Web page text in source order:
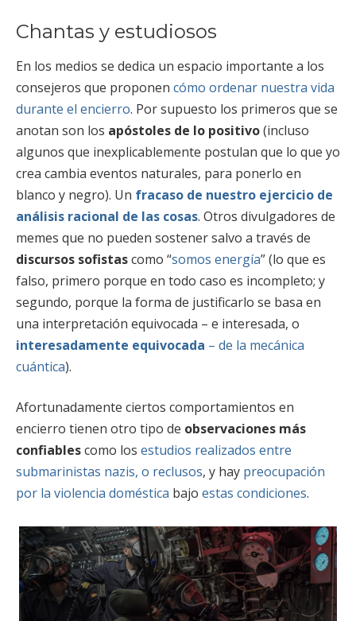
Chantas y estudiosos
En los medios se dedica un espacio importante a los
consejeros que proponen cómo ordenar nuestra vida
durante el encierro. Por supuesto los primeros que se
anotan son los apóstoles de lo positivo(incluso
algunos que inexplicablemente postulan que lo que yo
crea cambia eventos naturales, para ponerlo en
blanco y negro). Un fracaso de nuestro ejercicio de
análisis racional de las cosas. Otros divulgadores de
memes que no pueden sostener salvo a través de
discursos sofistascomo “somos energía” (lo que es
falso, primero porque en todo caso es incompleto; y
segundo, porque la forma de justificarlo se basa en
una interpretación equivocada – e interesada, o
interesadamente equivocada – de la mecánica
cuántica).
Afortunadamente ciertos comportamientos en
encierro tienen otro tipo de observaciones más
confiablescomo los estudios realizados entre
submarinistas nazis, o reclusos, y hay preocupación
por la violencia doméstica bajo estas condiciones.